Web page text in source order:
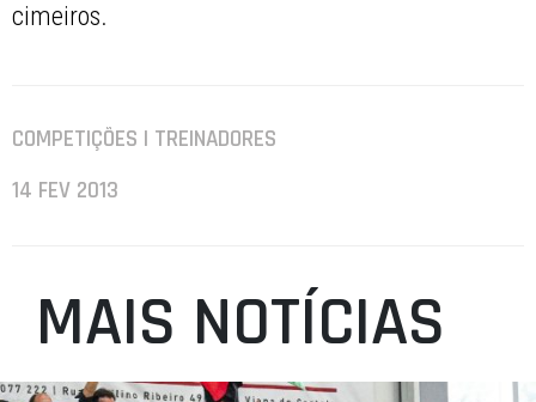
cimeiros.
COMPETIÇÕES | TREINADORES
14 FEV 2013
MAIS NOTÍCIAS